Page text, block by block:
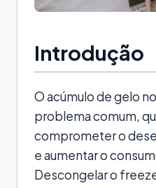
Introdução
O acúmulo de gelo
problema comum,
comprometer o
e aumentar o
Descongelar o